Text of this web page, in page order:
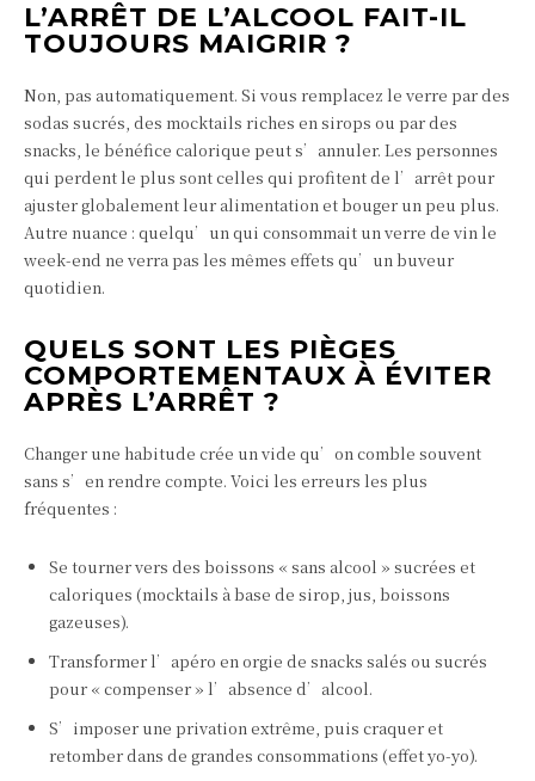
L’ARRÊT DE L’ALCOOL FAIT-IL
TOUJOURS MAIGRIR ?
Non, pas automatiquement. Si vous remplacez le verre par des
sodas sucrés, des mocktails riches en sirops ou par des
snacks, le bénéfice calorique peut s’annuler. Les personnes
qui perdent le plus sont celles qui profitent de l’arrêt pour
ajuster globalement leur alimentation et bouger un peu plus.
Autre nuance : quelqu’un qui consommait un verre de vin le
week‑end ne verra pas les mêmes effets qu’un buveur
quotidien.
QUELS SONT LES PIÈGES
COMPORTEMENTAUX À ÉVITER
APRÈS L’ARRÊT ?
Changer une habitude crée un vide qu’on comble souvent
sans s’en rendre compte. Voici les erreurs les plus
fréquentes :
Se tourner vers des boissons « sans alcool » sucrées et
caloriques (mocktails à base de sirop, jus, boissons
gazeuses).
Transformer l’apéro en orgie de snacks salés ou sucrés
pour « compenser » l’absence d’alcool.
S’imposer une privation extrême, puis craquer et
retomber dans de grandes consommations (effet yo‑yo).